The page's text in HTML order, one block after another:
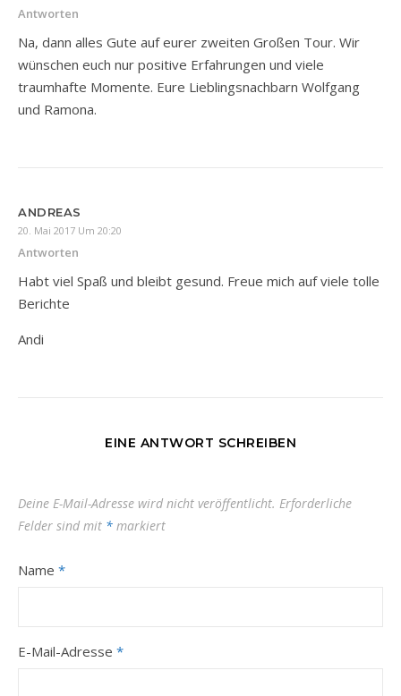
Antworten
Na, dann alles Gute auf eurer zweiten Großen Tour. Wir
wünschen euch nur positive Erfahrungen und viele
traumhafte Momente. Eure Lieblingsnachbarn Wolfgang
und Ramona.
ANDREAS
20. Mai 2017 Um 20:20
Antworten
Habt viel Spaß und bleibt gesund. Freue mich auf viele tolle
Berichte
Andi
EINE ANTWORT SCHREIBEN
Deine E-Mail-Adresse wird nicht veröffentlicht. Erforderliche
Felder sind mit * markiert
Name *
E-Mail-Adresse *